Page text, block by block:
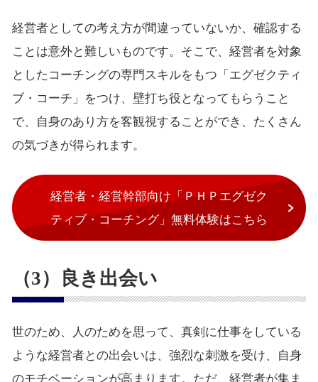
経営者としての考え方が間違っていないか、確認する
ことは意外と難しいものです。そこで、経営者を対象
としたコーチングの専門スキルをもつ「エグゼクティ
ブ・コーチ」をつけ、壁打ち役となってもらうこと
で、自身のあり方を客観視することができ、たくさん
の気づきが得られます。
経営者・経営幹部向け「ＰＨＰエグゼク
ティブ・コーチング」無料体験はこちら
（3）良き出会い
世のため、人のためを思って、真剣に仕事をしている
ような経営者との出会いは、強烈な刺激を受け、自身
のモチベーションが高まります。ただ、経営者が集ま